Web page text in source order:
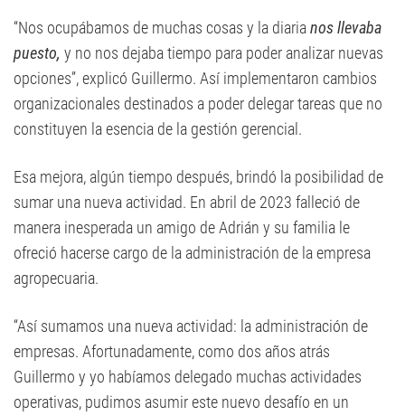
“Nos ocupábamos de muchas cosas y la diarianos llevaba
puesto, y no nos dejaba tiempo para poder analizar nuevas
opciones”, explicó Guillermo. Así implementaron cambios
organizacionales destinados a poder delegar tareas que no
constituyen la esencia de la gestión gerencial.
Esa mejora, algún tiempo después, brindó la posibilidad de
sumar una nueva actividad. En abril de 2023 falleció de
manera inesperada un amigo de Adrián y su familia le
ofreció hacerse cargo de la administración de la empresa
agropecuaria.
“Así sumamos una nueva actividad: la administración de
empresas. Afortunadamente, como dos años atrás
Guillermo y yo habíamos delegado muchas actividades
operativas, pudimos asumir este nuevo desafío en un